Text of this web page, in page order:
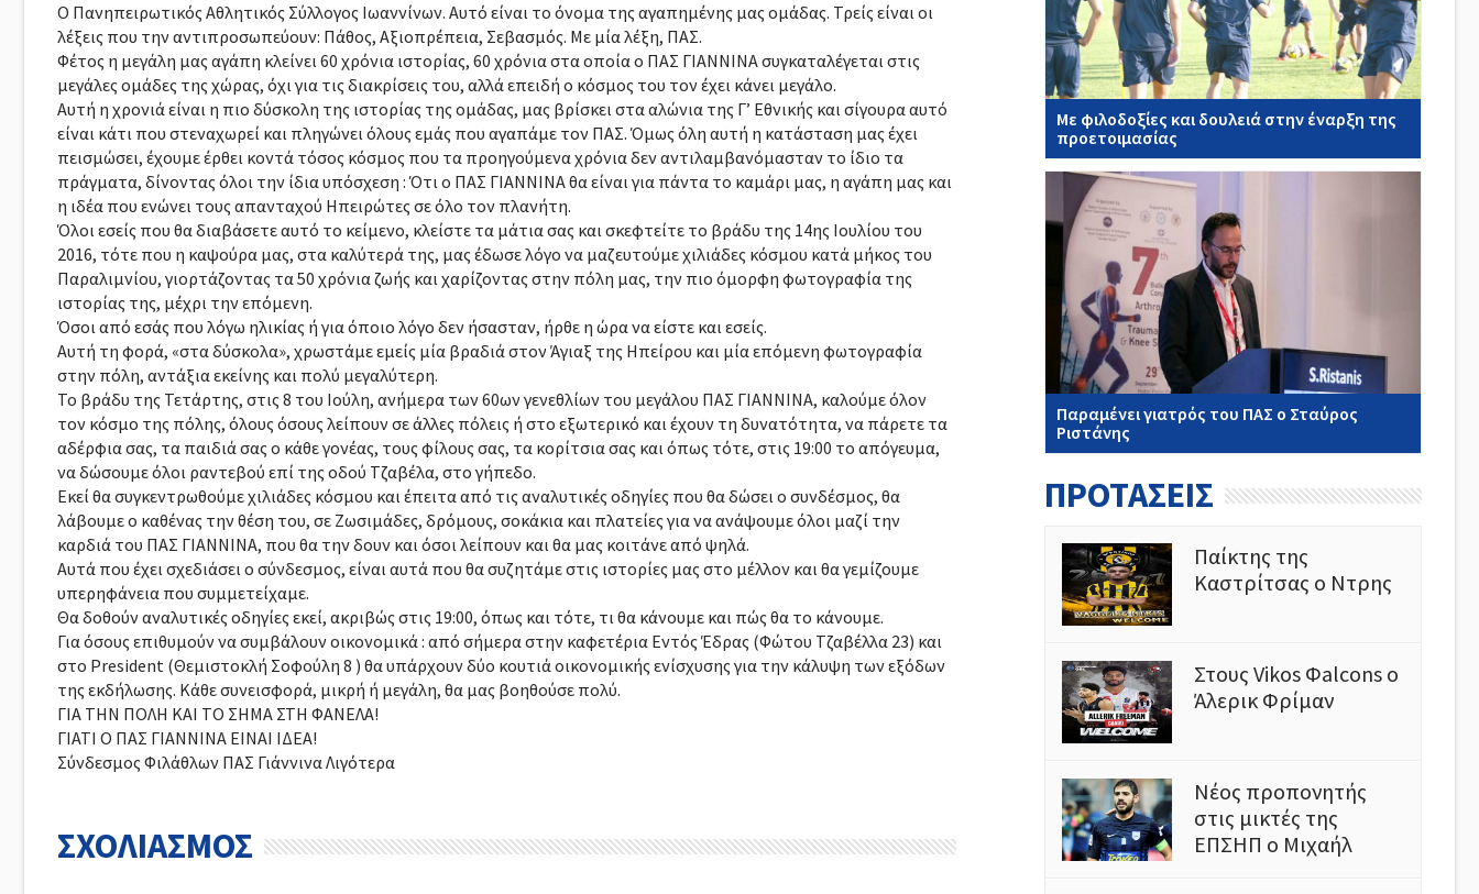
O Πανηπειρωτικός Αθλητικός Σύλλογος Ιωαννίνων. Αυτό είναι το όνομα της αγαπημένης μας ομάδας. Τρείς είναι οι
λέξεις που την αντιπροσωπεύουν: Πάθος, Αξιοπρέπεια, Σεβασμός. Με μία λέξη, ΠΑΣ.
Φέτος η μεγάλη μας αγάπη κλείνει 60 χρόνια ιστορίας, 60 χρόνια στα οποία ο ΠΑΣ ΓΙΑΝΝΙΝΑ συγκαταλέγεται στις
μεγάλες ομάδες της χώρας, όχι για τις διακρίσεις του, αλλά επειδή ο κόσμος του τον έχει κάνει μεγάλο.
Αυτή η χρονιά είναι η πιο δύσκολη της ιστορίας της ομάδας, μας βρίσκει στα αλώνια της Γ’ Εθνικής και σίγουρα αυτό
είναι κάτι που στεναχωρεί και πληγώνει όλους εμάς που αγαπάμε τον ΠΑΣ. Όμως όλη αυτή η κατάσταση μας έχει
πεισμώσει, έχουμε έρθει κοντά τόσος κόσμος που τα προηγούμενα χρόνια δεν αντιλαμβανόμασταν το ίδιο τα
πράγματα, δίνοντας όλοι την ίδια υπόσχεση : Ότι ο ΠΑΣ ΓΙΑΝΝΙΝΑ θα είναι για πάντα το καμάρι μας, η αγάπη μας και
η ιδέα που ενώνει τους απανταχού Ηπειρώτες σε όλο τον πλανήτη.
Όλοι εσείς που θα διαβάσετε αυτό το κείμενο, κλείστε τα μάτια σας και σκεφτείτε το βράδυ της 14ης Ιουλίου του
2016, τότε που η καψούρα μας, στα καλύτερά της, μας έδωσε λόγο να μαζευτούμε χιλιάδες κόσμου κατά μήκος του
Παραλιμνίου, γιορτάζοντας τα 50 χρόνια ζωής και χαρίζοντας στην πόλη μας, την πιο όμορφη φωτογραφία της
ιστορίας της, μέχρι την επόμενη.
Όσοι από εσάς που λόγω ηλικίας ή για όποιο λόγο δεν ήσασταν, ήρθε η ώρα να είστε και εσείς.
Αυτή τη φορά, «στα δύσκολα», χρωστάμε εμείς μία βραδιά στον Άγιαξ της Ηπείρου και μία επόμενη φωτογραφία
στην πόλη, αντάξια εκείνης και πολύ μεγαλύτερη.
Το βράδυ της Τετάρτης, στις 8 του Ιούλη, ανήμερα των 60ων γενεθλίων του μεγάλου ΠΑΣ ΓΙΑΝΝΙΝΑ, καλούμε όλον
τον κόσμο της πόλης, όλους όσους λείπουν σε άλλες πόλεις ή στο εξωτερικό και έχουν τη δυνατότητα, να πάρετε τα
αδέρφια σας, τα παιδιά σας ο κάθε γονέας, τους φίλους σας, τα κορίτσια σας και όπως τότε, στις 19:00 το απόγευμα,
να δώσουμε όλοι ραντεβού επί της οδού Τζαβέλα, στο γήπεδο.
Εκεί θα συγκεντρωθούμε χιλιάδες κόσμου και έπειτα από τις αναλυτικές οδηγίες που θα δώσει ο συνδέσμος, θα
λάβουμε ο καθένας την θέση του, σε Ζωσιμάδες, δρόμους, σοκάκια και πλατείες για να ανάψουμε όλοι μαζί την
καρδιά του ΠΑΣ ΓΙΑΝΝΙΝΑ, που θα την δουν και όσοι λείπουν και θα μας κοιτάνε από ψηλά.
Αυτά που έχει σχεδιάσει ο σύνδεσμος, είναι αυτά που θα συζητάμε στις ιστορίες μας στο μέλλον και θα γεμίζουμε
υπερηφάνεια που συμμετείχαμε.
Θα δοθούν αναλυτικές οδηγίες εκεί, ακριβώς στις 19:00, όπως και τότε, τι θα κάνουμε και πώς θα το κάνουμε.
Για όσους επιθυμούν να συμβάλουν οικονομικά : από σήμερα στην καφετέρια Εντός Έδρας (Φώτου Τζαβέλλα 23) και
στο President (Θεμιστοκλή Σοφούλη 8 ) θα υπάρχουν δύο κουτιά οικονομικής ενίσχυσης για την κάλυψη των εξόδων
της εκδήλωσης. Κάθε συνεισφορά, μικρή ή μεγάλη, θα μας βοηθούσε πολύ.
ΓΙΑ ΤΗΝ ΠΟΛΗ ΚΑΙ ΤΟ ΣΗΜΑ ΣΤΗ ΦΑΝΕΛΑ!
ΓΙΑΤΙ Ο ΠΑΣ ΓΙΑΝΝΙΝΑ ΕΙΝΑΙ ΙΔΕΑ!
Σύνδεσμος Φιλάθλων ΠΑΣ Γιάννινα Λιγότερα
ΣΧΟΛΙΑΣΜΟΣ
Με φιλοδοξίες και δουλειά στην έναρξη της
προετοιμασίας
Παραμένει γιατρός του ΠΑΣ ο Σταύρος
Ριστάνης
ΠΡΟΤΑΣΕΙΣ
Παίκτης της
Καστρίτσας ο Ντρης
Στους Vikos Φalcons ο
Άλερικ Φρίμαν
Νέος προπονητής
στις μικτές της
ΕΠΣΗΠ ο Μιχαήλ